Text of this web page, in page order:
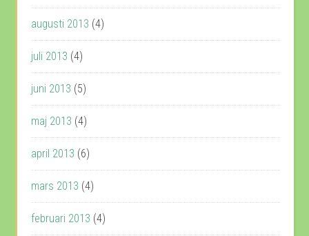
augusti 2013 (4)
juli 2013 (4)
juni 2013 (5)
maj 2013 (4)
april 2013 (6)
mars 2013 (4)
februari 2013 (4)